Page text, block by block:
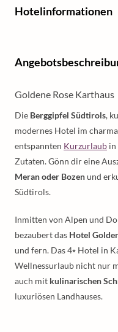
Hotelinformationen
Goldene Rose Karthaus
Die Berggipfel Südtirols,
modernes Hotel im
entspannten Kurzurlaub in
Zutaten. Gönn dir eine
Meran oder Bozenund
Südtirols.
Inmitten von Alpen und
bezaubert das Hotel
und fern. Das 4⭑ Hotel in
Wellnessurlaub nicht nur
auch mit kulinarischen
luxuriösen Landhauses.